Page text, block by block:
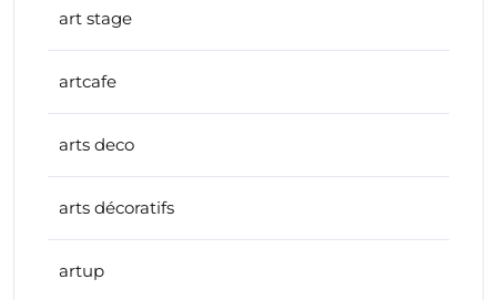
art stage
artcafe
arts deco
arts décoratifs
artup